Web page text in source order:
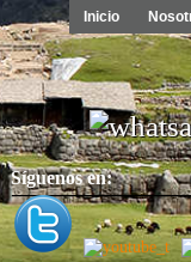
Inicio
Síguenos en: